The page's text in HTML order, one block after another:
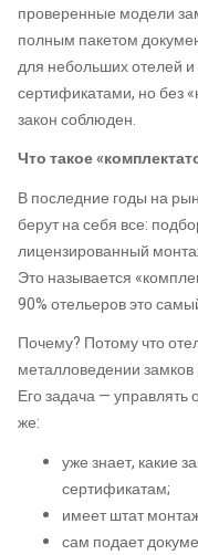
проверенные модели
полным пакетом
для небольших отелей
сертификатами, но без
закон соблюден.
Что такое
В последние годы на
берут на себя все:
лицензированный
Это называется
90% отельеров это
Почему? Потому что
металловедении
Его задача — управлять
же:
уже знает, какие
сертификатам;
имеет штат
сам подает